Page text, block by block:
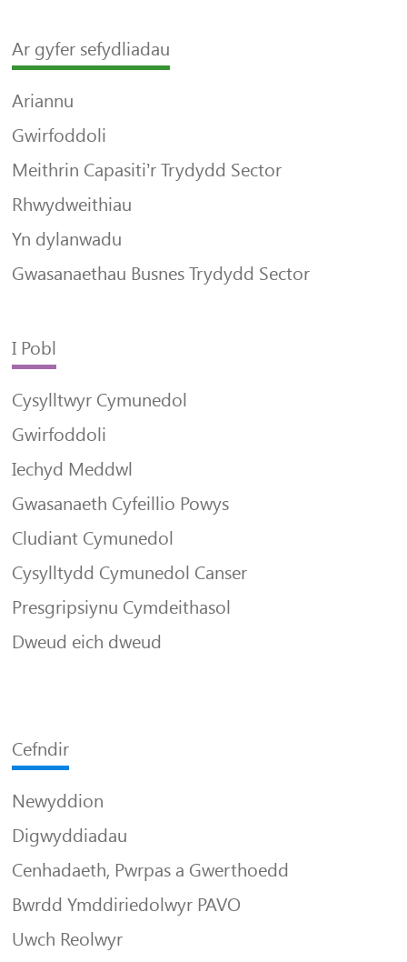
Ar gyfer sefydliadau
Ariannu
Gwirfoddoli
Meithrin Capasiti’r Trydydd Sector
Rhwydweithiau
Yn dylanwadu
Gwasanaethau Busnes Trydydd Sector
I Pobl
Cysylltwyr Cymunedol
Gwirfoddoli
Iechyd Meddwl
Gwasanaeth Cyfeillio Powys
Cludiant Cymunedol
Cysylltydd Cymunedol Canser
Presgripsiynu Cymdeithasol
Dweud eich dweud
Cefndir
Newyddion
Digwyddiadau
Cenhadaeth, Pwrpas a Gwerthoedd
Bwrdd Ymddiriedolwyr PAVO
Uwch Reolwyr